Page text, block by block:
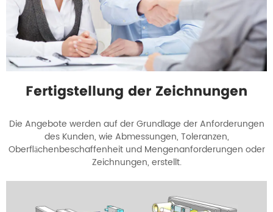
Fertigstellung der Zeichnungen
Die Angebote werden auf der Grundlage der Anforderungen
des Kunden, wie Abmessungen, Toleranzen,
Oberflächenbeschaffenheit und Mengenanforderungen oder
Zeichnungen, erstellt.